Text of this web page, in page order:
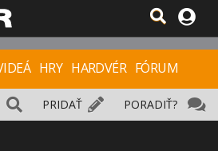
HRY HARDVÉR FÓRUM
PORADIŤ?
PRIDAŤ